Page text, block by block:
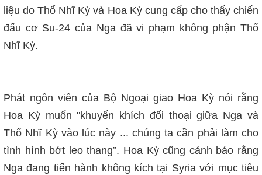
liệu do Thổ Nhĩ Kỳ và Hoa Kỳ cung cấp chothấy chiến
đấu cơ Su-24 của Nga đã vi phạm không phận Thổ
Nhĩ Kỳ.
Phát ngôn viên của Bộ Ngoại giao Hoa Kỳ nói rằng
Hoa Kỳ muốn"khuyến khích đối thoạigiữa Nga và
Thổ Nhĩ Kỳ vào lúc này ... chúng ta cần phải làm cho
tình hình bớt leo thang”. Hoa Kỳ cũng cảnh báo rằng
Ngađang tiến hành không kích tại Syria với mục tiêu